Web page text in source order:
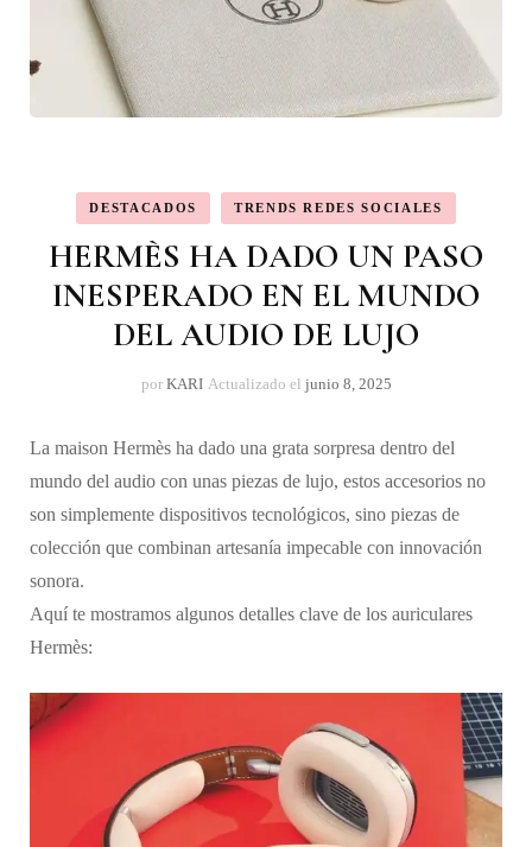
DESTACADOS TRENDS REDES SOCIALES
HERMÈS HA DADO UN PASO
INESPERADO EN EL MUNDO
DEL AUDIO DE LUJO
por KARI Actualizado el junio 8, 2025
La maison Hermès ha dado una grata sorpresa dentro del
mundo del audio con unas piezas de lujo, estos accesorios no
son simplemente dispositivos tecnológicos, sino piezas de
colección que combinan artesanía impecable con innovación
sonora.
Aquí te mostramos algunos detalles clave de los auriculares
Hermès: